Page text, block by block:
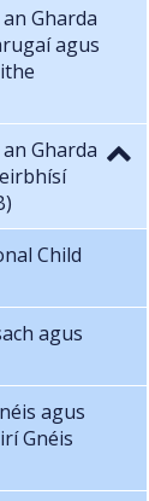
Gharda
agus
Gharda
Child
agus
agus
Gnéis